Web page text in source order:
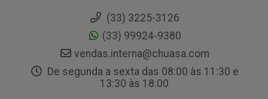
(33) 3225-3126
(33) 99924-9380
vendas.interna@chuasa.com
De segunda a sexta das 08:00 às 11:30 e
13:30 às 18:00